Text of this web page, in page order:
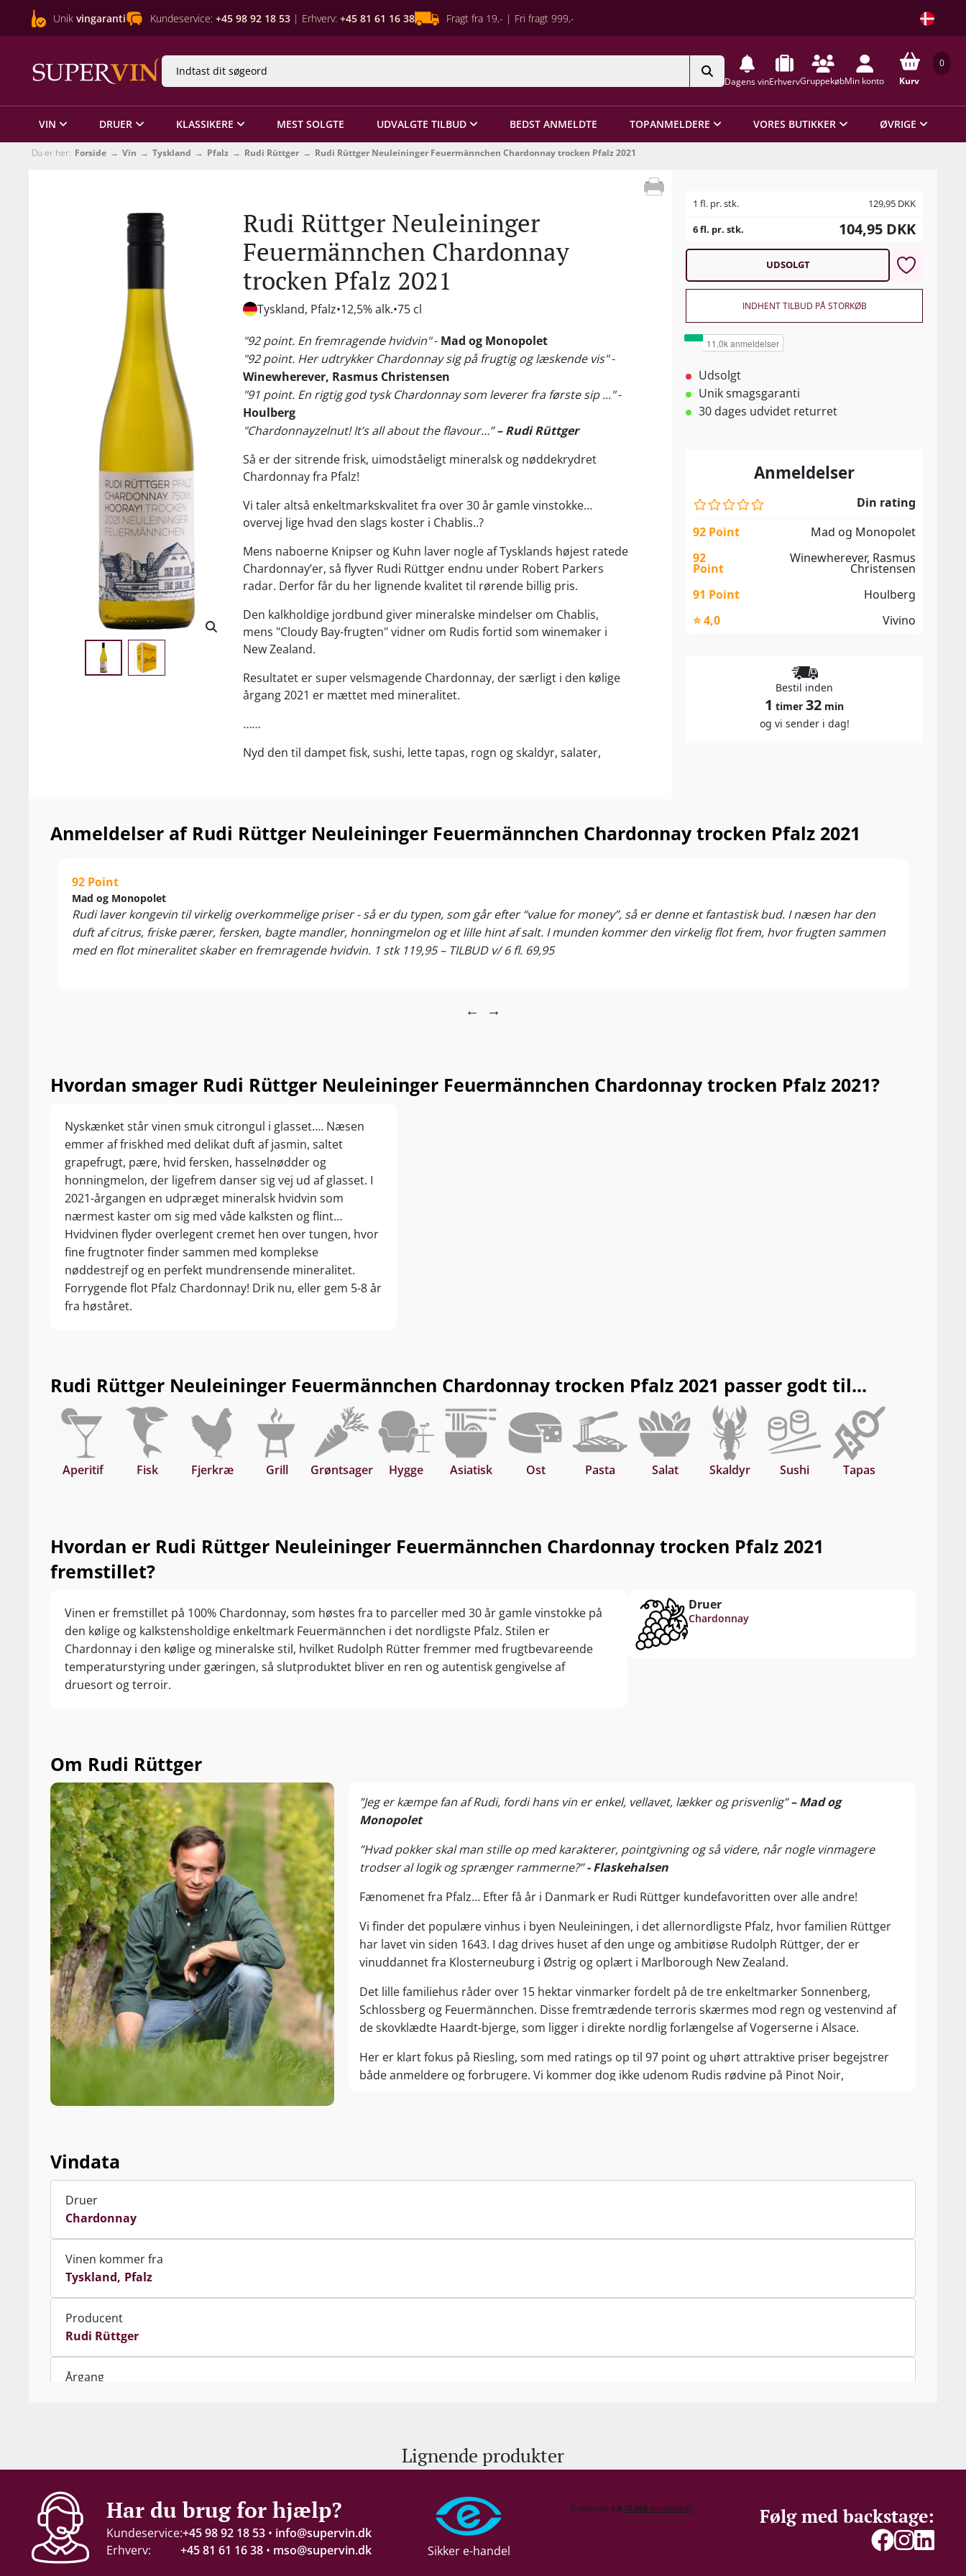
Unik vingaranti Kundeservice: +45 98 92 18 53 | Erhverv: +45 81 61 16 38 Fragt fra 19,- | Fri fragt 999,-
Dagens vinErhvervGruppekøbMin konto
0
Kurv
VIN DRUER KLASSIKERE MEST SOLGTE UDVALGTE TILBUD BEDST ANMELDTE TOPANMELDERE VORES BUTIKKER ØVRIGE
Du er her: Forside Vin Tyskland Pfalz Rudi Rüttger Rudi Rüttger Neuleininger Feuermännchen Chardonnay trocken Pfalz 2021
Rudi Rüttger Neuleininger
Feuermännchen Chardonnay
trocken Pfalz 2021
Tyskland, Pfalz 12,5% alk. 75 cl
"92 point. En fremragende hvidvin"- Mad og Monopolet
"92 point. Her udtrykker Chardonnay sig på frugtig og læskende vis"-
Winewherever, Rasmus Christensen
"91 point. En rigtig god tysk Chardonnay som leverer fra første sip ..."-
Houlberg
"Chardonnayzelnut! It’s all about the flavour…”– Rudi Rüttger
Så er der sitrende frisk, uimodståeligt mineralsk og nøddekrydret
Chardonnay fra Pfalz!
Vi taler altså enkeltmarkskvalitet fra over 30 år gamle vinstokke…
overvej lige hvad den slags koster i Chablis..?
Mens naboerne Knipser og Kuhn laver nogle af Tysklands højest ratede
Chardonnay’er, så flyver Rudi Rüttger endnu under Robert Parkers
radar. Derfor får du her lignende kvalitet til rørende billig pris.
Den kalkholdige jordbund giver mineralske mindelser om Chablis,
mens "Cloudy Bay-frugten" vidner om Rudis fortid som winemaker i
New Zealand.
Resultatet er super velsmagende Chardonnay, der særligt i den kølige
årgang 2021 er mættet med mineralitet.
……
Nyd den til dampet fisk, sushi, lette tapas, rogn og skaldyr, salater,
1 fl. pr. stk. 129,95 DKK
6 fl. pr. stk.
104,95 DKK
UDSOLGT
INDHENT TILBUD PÅ STORKØB
Udsolgt
Unik smagsgaranti
30 dages udvidet returret
Anmeldelser
Din rating
92 Point
Mad og Monopolet
92
Point
Winewherever, Rasmus
Christensen
91 Point
Houlberg
⭐ 4,0
Vivino
Bestil inden
1 timer 32 min
og vi sender i dag!
Anmeldelser af Rudi Rüttger Neuleininger Feuermännchen Chardonnay trocken Pfalz 2021
92 Point
Mad og Monopolet
Rudi laver kongevin til virkelig overkommelige priser - så er du typen, som går efter “value for money”, så er denne et fantastisk bud. I næsen har den
duft af citrus, friske pærer, fersken, bagte mandler, honningmelon og et lille hint af salt. I munden kommer den virkelig flot frem, hvor frugten sammen
med en flot mineralitet skaber en fremragende hvidvin. 1 stk 119,95 – TILBUD v/ 6 fl. 69,95
← →
Hvordan smager Rudi Rüttger Neuleininger Feuermännchen Chardonnay trocken Pfalz 2021?
Nyskænket står vinen smuk citrongul i glasset…. Næsen
emmer af friskhed med delikat duft af jasmin, saltet
grapefrugt, pære, hvid fersken, hasselnødder og
honningmelon, der ligefrem danser sig vej ud af glasset. I
2021-årgangen en udpræget mineralsk hvidvin som
nærmest kaster om sig med våde kalksten og flint…
Hvidvinen flyder overlegent cremet hen over tungen, hvor
fine frugtnoter finder sammen med komplekse
nøddestrejf og en perfekt mundrensende mineralitet.
Forrygende flot Pfalz Chardonnay! Drik nu, eller gem 5-8 år
fra høståret.
Rudi Rüttger Neuleininger Feuermännchen Chardonnay trocken Pfalz 2021 passer godt til...
Aperitif Fisk Fjerkræ Grill Grøntsager Hygge Asiatisk Ost Pasta Salat Skaldyr Sushi Tapas
Hvordan er Rudi Rüttger Neuleininger Feuermännchen Chardonnay trocken Pfalz 2021
fremstillet?
Vinen er fremstillet på 100% Chardonnay, som høstes fra to parceller med 30 år gamle vinstokke på
den kølige og kalkstensholdige enkeltmark Feuermännchen i det nordligste Pfalz. Stilen er
Chardonnay i den kølige og mineralske stil, hvilket Rudolph Rütter fremmer med frugtbevareende
temperaturstyring under gæringen, så slutproduktet bliver en ren og autentisk gengivelse af
druesort og terroir.
Druer
Chardonnay
Om Rudi Rüttger
”Jeg er kæmpe fan af Rudi, fordi hans vin er enkel, vellavet, lækker og prisvenlig”– Mad og
Monopolet
”Hvad pokker skal man stille op med karakterer, pointgivning og så videre, når nogle vinmagere
trodser al logik og sprænger rammerne?”- Flaskehalsen
Fænomenet fra Pfalz… Efter få år i Danmark er Rudi Rüttger kundefavoritten over alle andre!
Vi finder det populære vinhus i byen Neuleiningen, i det allernordligste Pfalz, hvor familien Rüttger
har lavet vin siden 1643. I dag drives huset af den unge og ambitiøse Rudolph Rüttger, der er
vinuddannet fra Klosterneuburg i Østrig og oplært i Marlborough New Zealand.
Det lille familiehus råder over 15 hektar vinmarker fordelt på de tre enkeltmarker Sonnenberg,
Schlossberg og Feuermännchen. Disse fremtrædende terroris skærmes mod regn og vestenvind af
de skovklædte Haardt-bjerge, som ligger i direkte nordlig forlængelse af Vogerserne i Alsace.
Her er klart fokus på Riesling, som med ratings op til 97 point og uhørt attraktive priser begejstrer
både anmeldere og forbrugere. Vi kommer dog ikke udenom Rudis rødvine på Pinot Noir,
(Grauburgunder), som til prisen gør tykt grin med mange konkurrenter fra Alsace.
Vindata
Druer
Chardonnay
Vinen kommer fra
Tyskland Pfalz
Producent
Rudi Rüttger
Årgang
Alkohol-%
12,5 %
Servering
Lignende produkter
Har du brug for hjælp?
Kundeservice:+45 98 92 18 53 • info@supervin.dk
Erhverv:
+45 81 61 16 38 • mso@supervin.dk Sikker e-handel
Følg med backstage: